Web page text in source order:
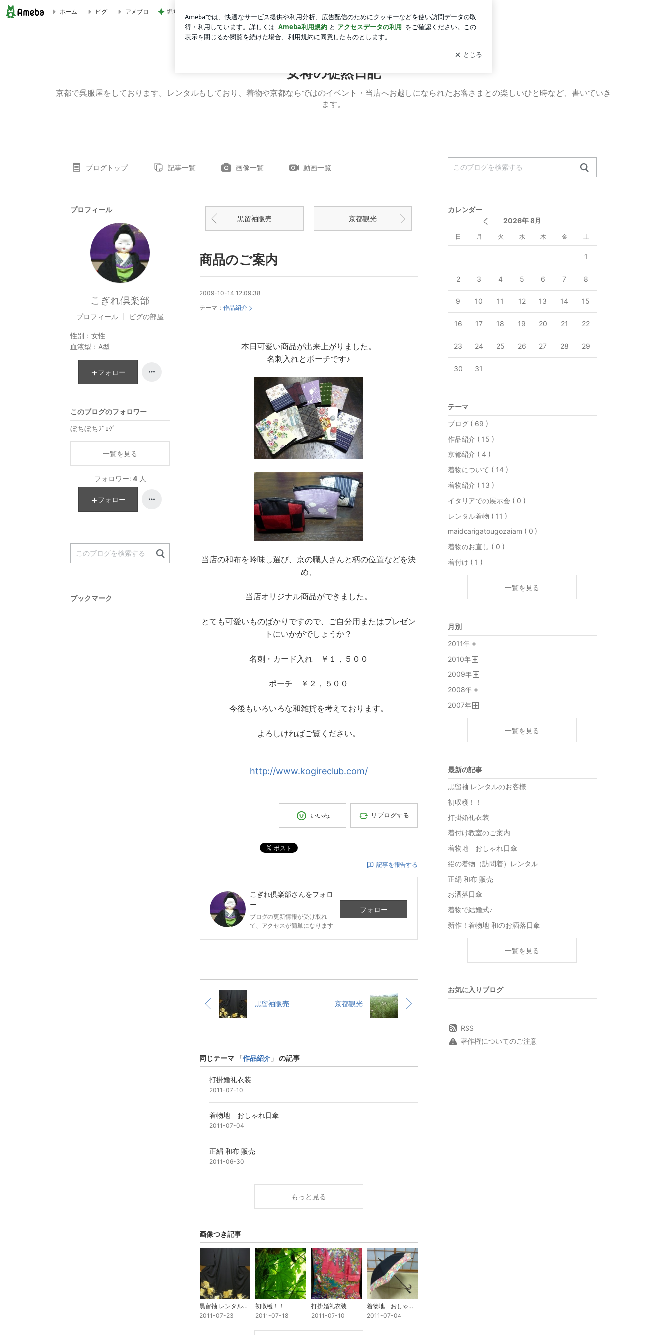
ホーム ピグ アメブロ 堀ちえみ 最近スニーカーばかりの訳 ログイン
女将の徒然日記
京都で呉服屋をしております。レンタルもしており、着物や京都ならではのイベント・当店へお越しになられたお客さまとの楽しいひと時など、書いていき
ます。
ブログトップ 記事一覧 画像一覧 動画一覧
黒留袖販売 京都観光
商品のご案内
2009-10-14 12:09:38
テーマ： 作品紹介
本日可愛い商品が出来上がりました。
名刺入れとポーチです♪
当店の和布を吟味し選び、京の職人さんと柄の位置などを決
め、
当店オリジナル商品ができました。
とても可愛いものばかりですので、ご自分用またはプレゼン
トにいかがでしょうか？
名刺・カード入れ ￥１，５００
ポーチ ￥２，５００
今後もいろいろな和雑貨を考えております。
よろしければご覧ください。
http://www.kogireclub.com/
いいね リブログする
ポスト
記事を報告する
こぎれ倶楽部さんをフォロ
ー
ブログの更新情報が受け取れ
て、アクセスが簡単になります
フォロー
黒留袖販売 京都観光
同じテーマ 「作品紹介 」 の記事
打掛婚礼衣装
2011-07-10
着物地 おしゃれ日傘
2011-07-04
正絹 和布 販売
2011-06-30
もっと見る
画像つき記事
黒留袖 レンタルのお客様
2011-07-23
初収穫！！
2011-07-18
打掛婚礼衣装
2011-07-10
着物地 おしゃれ日傘
2011-07-04
カレンダー
2026年 8月
日 月 火 水 木 金 土
1
2 3 4 5 6 7 8
9 10 11 12 13 14 15
16 17 18 19 20 21 22
23 24 25 26 27 28 29
30 31
テーマ
ブログ ( 69 )
作品紹介 ( 15 )
京都紹介 ( 4 )
着物について ( 14 )
着物紹介 ( 13 )
イタリアでの展示会 ( 0 )
レンタル着物 ( 11 )
maidoarigatougozaiam ( 0 )
着物のお直し ( 0 )
着付け ( 1 )
一覧を見る
月別
2011年
2010年
2009年
2008年
2007年
一覧を見る
最新の記事
黒留袖 レンタルのお客様
初収穫！！
打掛婚礼衣装
着付け教室のご案内
着物地 おしゃれ日傘
絽の着物（訪問着）レンタル
正絹 和布 販売
お洒落日傘
着物で結婚式♪
新作！着物地 和のお洒落日傘
一覧を見る
お気に入りブログ
RSS
著作権についてのご注意
プロフィール
こぎれ倶楽部
プロフィール ピグの部屋
性別： 女性
血液型： A型
フォロー
このブログのフォロワー
ぼちぼちﾌﾞﾛｸﾞ
一覧を見る
フォロワー: 4 人
フォロー
ブックマーク